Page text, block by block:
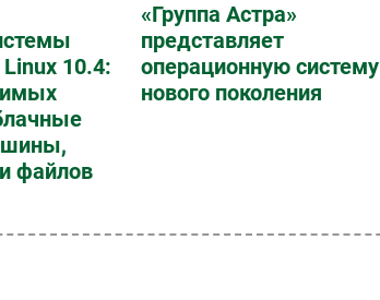
10.4:
файлов
«Группа Астра»
представляет
операционную систему
нового поколения